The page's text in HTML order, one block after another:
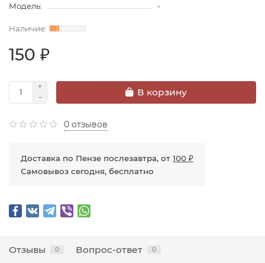
Модель: -
150 ₽
В корзину
0 отзывов
Доставка по Пензе послезавтра, от 100 ₽
Самовывоз сегодня, бесплатно
Отзывы 0 Вопрос-ответ 0